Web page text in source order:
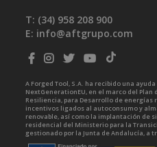
T: (34) 958 208 900
E: info@aftgrupo.com
A Forged Tool, S.A. ha recibido una
NextGenerationEU, en el marco del Plan
Resiliencia, para Desarrollo de
incentivos ligados al autoconsumo y
renovable, así como la implantación de
residencial del Ministerio para la
gestionado por la Junta de Andalucía, a